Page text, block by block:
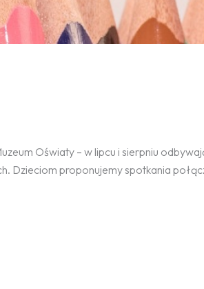
Oświaty – w lipcu i sierpniu
Dzieciom proponujemy spotkania